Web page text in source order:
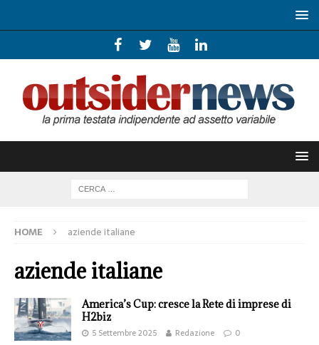
HOME aziende italiane
aziende italiane
America’s Cup: cresce la Rete di imprese di
H2biz
5 Settembre 2025 Redazione 0